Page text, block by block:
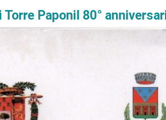
Paponil 80°